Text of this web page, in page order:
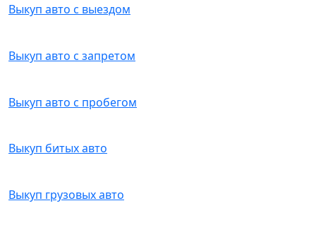
Выкуп авто с выездом
Выкуп авто с запретом
Выкуп авто с пробегом
Выкуп битых авто
Выкуп грузовых авто